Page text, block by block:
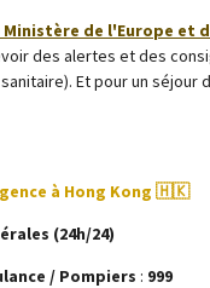
Ministère de l'Europe et
des alertes et des
Et pour un séjour
à Hong Kong 🇭🇰
(24h/24)
/ Pompiers : 999